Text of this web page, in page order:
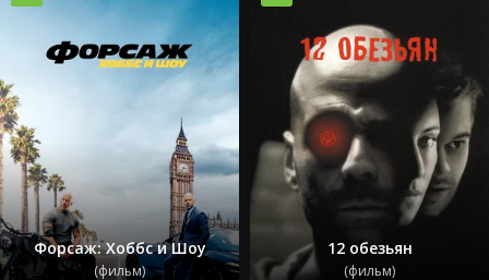
Форсаж: Хоббс и Шоу
(фильм)
12 обезьян
(фильм)